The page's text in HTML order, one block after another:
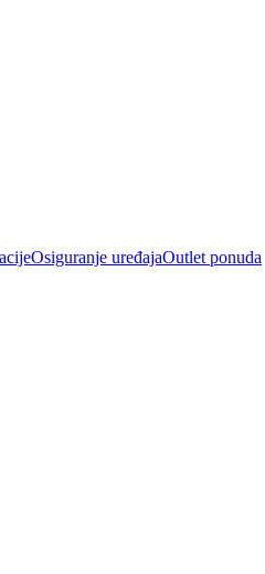
Osiguranje uređajaOutlet ponuda